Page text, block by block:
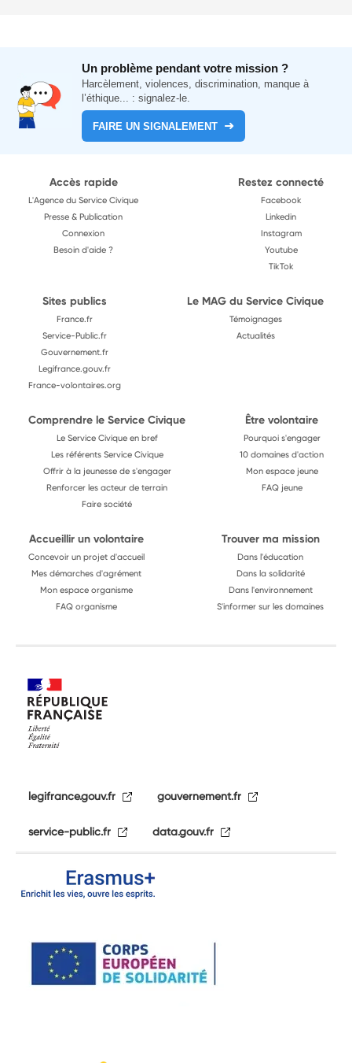
Un problème pendant votre mission ?
Harcèlement, violences, discrimination, manque à
l’éthique... : signalez-le.
FAIRE UN SIGNALEMENT
Accès rapide
L'Agence du Service Civique
Presse & Publication
Connexion
Besoin d'aide ?
Restez connecté
Facebook
Linkedin
Instagram
Youtube
TikTok
Sites publics
France.fr
Service-Public.fr
Gouvernement.fr
Legifrance.gouv.fr
France-volontaires.org
Le MAG du Service Civique
Témoignages
Actualités
Comprendre le Service Civique
Le Service Civique en bref
Les référents Service Civique
Offrir à la jeunesse de s'engager
Renforcer les acteur de terrain
Faire société
Être volontaire
Pourquoi s'engager
10 domaines d'action
Mon espace jeune
FAQ jeune
Accueillir un volontaire
Concevoir un projet d'accueil
Mes démarches d'agrément
Mon espace organisme
FAQ organisme
Trouver ma mission
Dans l'éducation
Dans la solidarité
Dans l'environnement
S'informer sur les domaines
legifrance.gouv.fr gouvernement.fr
service-public.fr data.gouv.fr